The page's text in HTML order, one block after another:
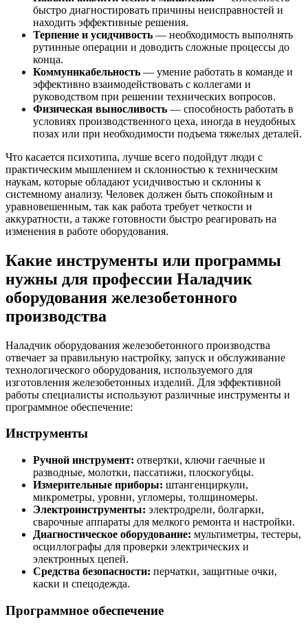
быстро диагностировать причины неисправностей и
находить эффективные решения.
Терпение и усидчивость — необходимость выполнять
рутинные операции и доводить сложные процессы до
конца.
Коммуникабельность — умение работать в команде и
эффективно взаимодействовать с коллегами и
руководством при решении технических вопросов.
Физическая выносливость — способность работать в
условиях производственного цеха, иногда в неудобных
позах или при необходимости подъема тяжелых деталей.
Что касается психотипа, лучше всего подойдут люди с
практическим мышлением и склонностью к техническим
наукам, которые обладают усидчивостью и склонны к
системному анализу. Человек должен быть спокойным и
уравновешенным, так как работа требует четкости и
аккуратности, а также готовности быстро реагировать на
изменения в работе оборудования.
Какие инструменты или программы
нужны для профессии Наладчик
оборудования железобетонного
производства
Наладчик оборудования железобетонного производства
отвечает за правильную настройку, запуск и обслуживание
технологического оборудования, используемого для
изготовления железобетонных изделий. Для эффективной
работы специалисты используют различные инструменты и
программное обеспечение:
Инструменты
Ручной инструмент: отвертки, ключи гаечные и
разводные, молотки, пассатижи, плоскогубцы.
Измерительные приборы: штангенциркули,
микрометры, уровни, угломеры, толщиномеры.
Электроинструменты: электродрели, болгарки,
сварочные аппараты для мелкого ремонта и настройки.
Диагностическое оборудование: мультиметры, тестеры,
осциллографы для проверки электрических и
электронных цепей.
Средства безопасности: перчатки, защитные очки,
каски и спецодежда.
Программное обеспечение